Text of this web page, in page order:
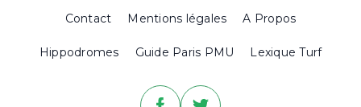
Contact Mentions légales A Propos
Hippodromes Guide Paris PMU Lexique Turf